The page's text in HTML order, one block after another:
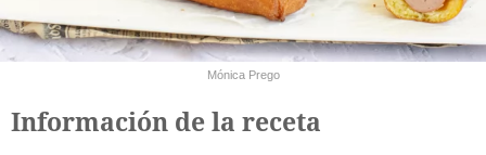
Mónica Prego
Información de la receta